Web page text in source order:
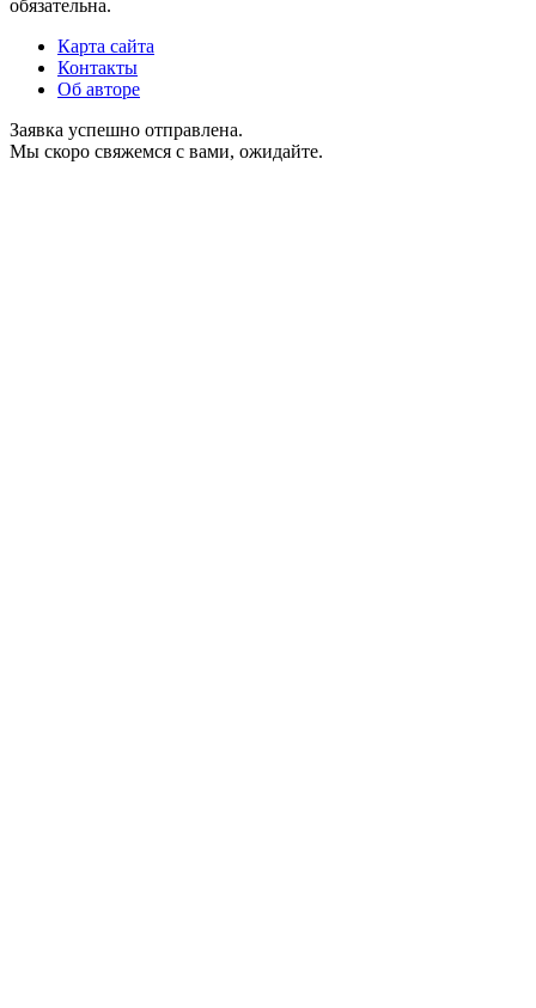
обязательна.
Карта сайта
Контакты
Об авторе
Заявка успешно отправлена.
Мы скоро свяжемся с вами, ожидайте.